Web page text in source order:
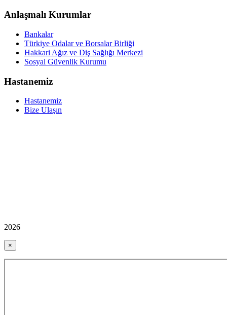
Anlaşmalı Kurumlar
Bankalar
Türkiye Odalar ve Borsalar Birliği
Hakkari Ağız ve Diş Sağlığı Merkezi
Sosyal Güvenlik Kurumu
Hastanemiz
Hastanemiz
Bize Ulaşın
2026
×